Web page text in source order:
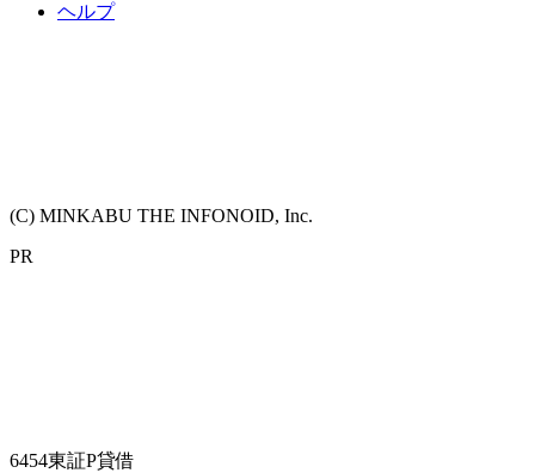
ヘルプ
(C) MINKABU THE INFONOID, Inc.
PR
6454東証P貸借